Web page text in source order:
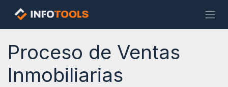
Ir al contenido
Proceso de Ventas
Inmobiliarias